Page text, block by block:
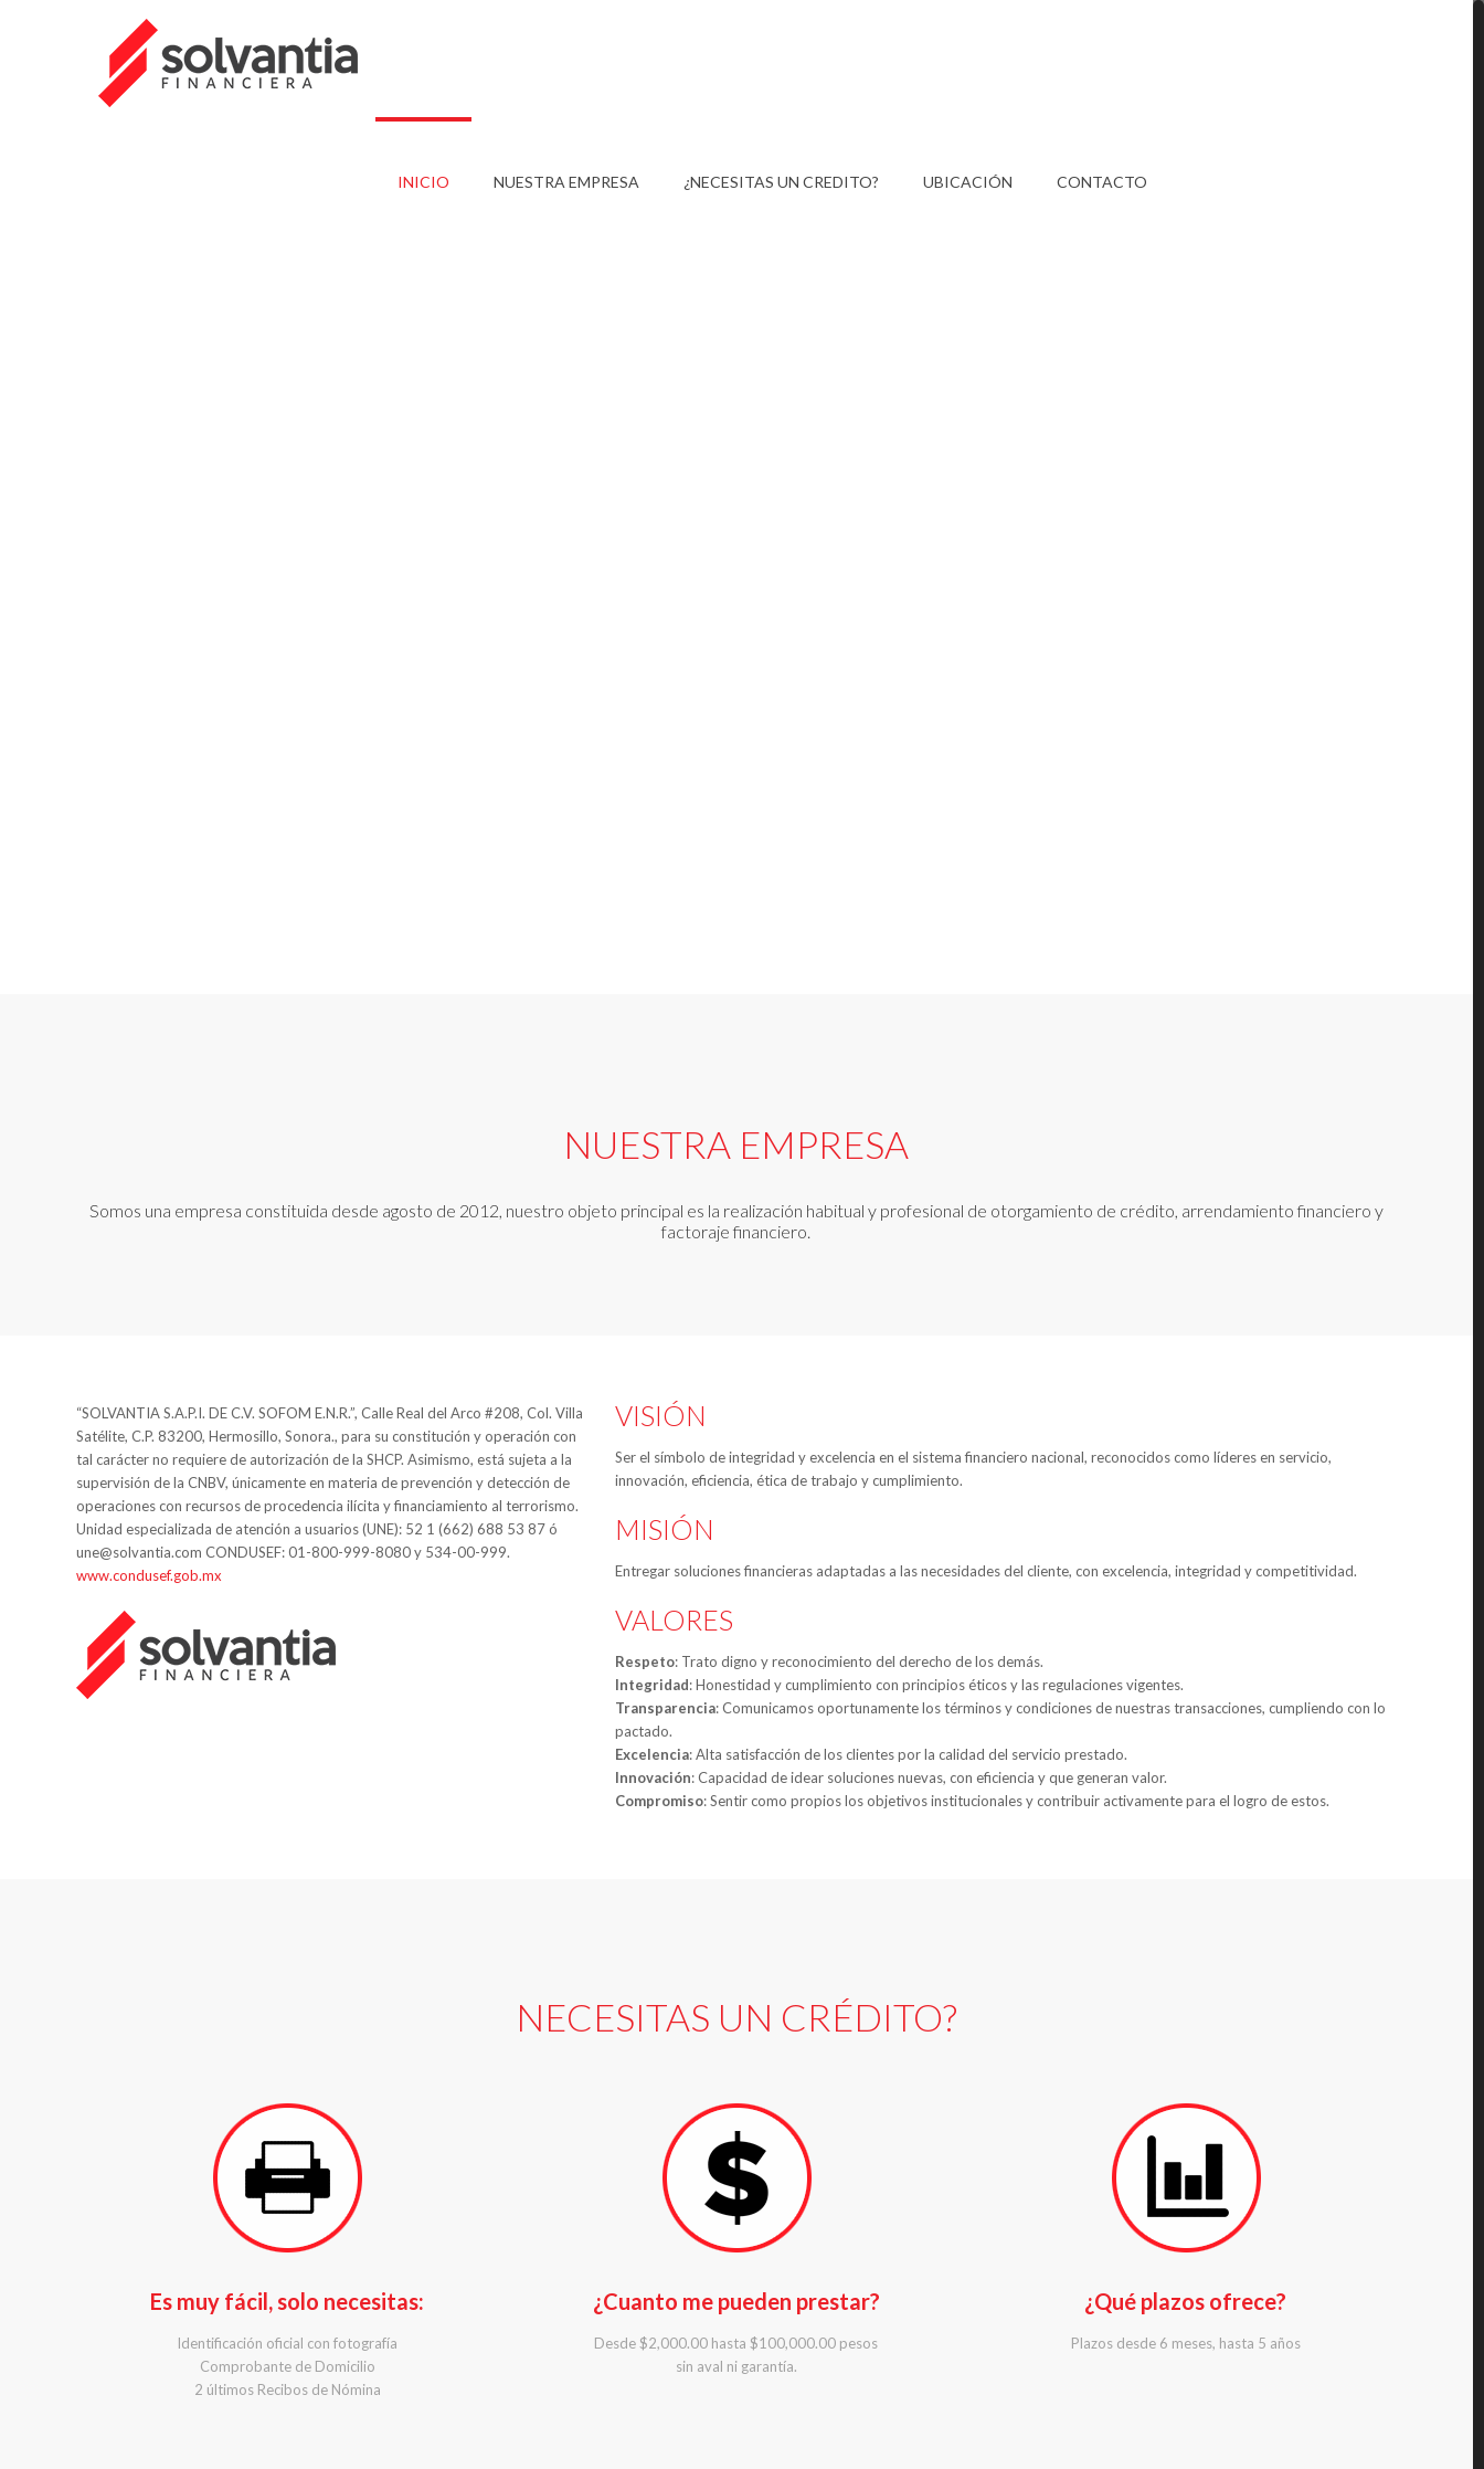
INICIO NUESTRA EMPRESA ¿NECESITAS UN CREDITO? UBICACIÓN CONTACTO
NUESTRA EMPRESA
Somos una empresa constituida desde agosto de 2012, nuestro objeto principal es la realización habitual y profesional de otorgamiento de crédito, arrendamiento financiero y
factoraje financiero.
“SOLVANTIA S.A.P.I. DE C.V. SOFOM E.N.R.”, Calle Real del Arco #208, Col. Villa
Satélite, C.P. 83200, Hermosillo, Sonora., para su constitución y operación con
tal carácter no requiere de autorización de la SHCP. Asimismo, está sujeta a la
supervisión de la CNBV, únicamente en materia de prevención y detección de
operaciones con recursos de procedencia ilícita y financiamiento al terrorismo.
Unidad especializada de atención a usuarios (UNE): 52 1 (662) 688 53 87 ó
une@solvantia.com CONDUSEF: 01-800-999-8080 y 534-00-999.
www.condusef.gob.mx
VISIÓN
Ser el símbolo de integridad y excelencia en el sistema financiero nacional, reconocidos como líderes en servicio,
innovación, eficiencia, ética de trabajo y cumplimiento.
MISIÓN
Entregar soluciones financieras adaptadas a las necesidades del cliente, con excelencia, integridad y competitividad.
VALORES
Respeto: Trato digno y reconocimiento del derecho de los demás.
Integridad: Honestidad y cumplimiento con principios éticos y las regulaciones vigentes.
Transparencia: Comunicamos oportunamente los términos y condiciones de nuestras transacciones, cumpliendo con lo
pactado.
Excelencia: Alta satisfacción de los clientes por la calidad del servicio prestado.
Innovación: Capacidad de idear soluciones nuevas, con eficiencia y que generan valor.
Compromiso: Sentir como propios los objetivos institucionales y contribuir activamente para el logro de estos.
NECESITAS UN CRÉDITO?
Es muy fácil, solo necesitas:
Identificación oficial con fotografía
Comprobante de Domicilio
2 últimos Recibos de Nómina
¿Cuanto me pueden prestar?
Desde $2,000.00 hasta $100,000.00 pesos
sin aval ni garantía.
¿Qué plazos ofrece?
Plazos desde 6 meses, hasta 5 años